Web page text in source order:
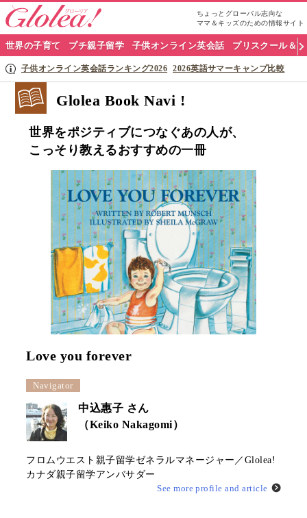
ちょっとグローバル志向な
ママ＆キッズのための情報サイト
グ
ロ
リ
世界の子育て プチ親子留学 子供オンライン英会話 プリスクール＆
子供オンライン英会話ランキング2026 2026英語サマーキャンプ比較
Glolea Book Navi !
世界をポジティブにつなぐあの人が、
こっそり教えるおすすめの一冊
Love you forever
Navigator
中込惠子 さん
（Keiko Nakagomi）
フロムウエスト親子留学ゼネラルマネージャー／Glolea!
カナダ親子留学アンバサダー
See more profile and article